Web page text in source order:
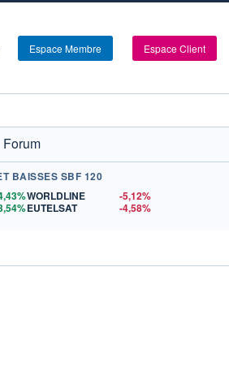
Espace Membre Espace Client
Forum
BAISSES SBF 120
WORLDLINE
-5,12%
EUTELSAT
-4,58%